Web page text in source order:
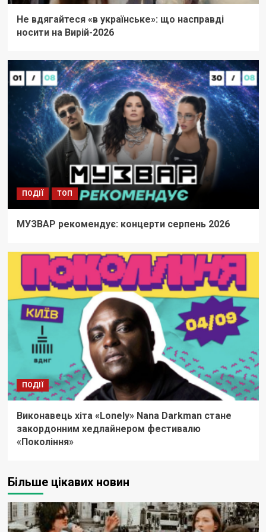
Не вдягайтеся «в українське»: що насправді
носити на Вирій-2026
ПОДІЇ ТОП
МУЗВАР рекомендує: концерти серпень 2026
ПОДІЇ
Виконавець хіта «Lonely» Nana Darkman стане
закордонним хедлайнером фестивалю
«Покоління»
Більше цікавих новин